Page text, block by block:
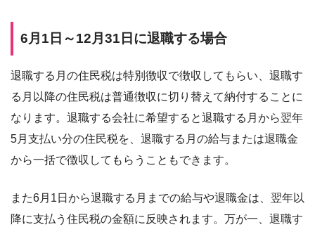
6月1日～12月31日に退職する場合
退職する月の住民税は特別徴収で徴収してもらい、退職す
る月以降の住民税は普通徴収に切り替えて納付することに
なります。退職する会社に希望すると退職する月から翌年
5月支払い分の住民税を、退職する月の給与または退職金
から一括で徴収してもらうこともできます。
また6月1日から退職する月までの給与や退職金は、翌年以
降に支払う住民税の金額に反映されます。万が一、退職す